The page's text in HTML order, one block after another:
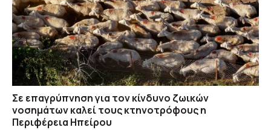
Σε επαγρύπνηση για τον κίνδυνο ζωικών
νοσημάτων καλεί τους κτηνοτρόφους η
Περιφέρεια Ηπείρου